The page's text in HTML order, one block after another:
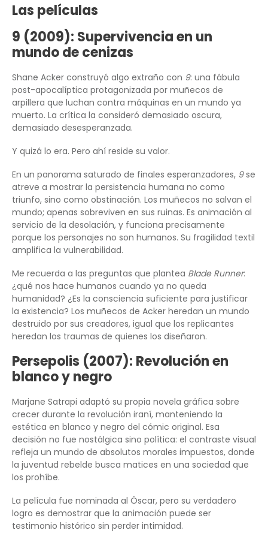
Las películas
9 (2009): Supervivencia en un
mundo de cenizas
Shane Acker construyó algo extraño con 9: una fábula
post-apocalíptica protagonizada por muñecos de
arpillera que luchan contra máquinas en un mundo ya
muerto. La crítica la consideró demasiado oscura,
demasiado desesperanzada.
Y quizá lo era. Pero ahí reside su valor.
En un panorama saturado de finales esperanzadores, 9se
atreve a mostrar la persistencia humana no como
triunfo, sino como obstinación. Los muñecos no salvan el
mundo; apenas sobreviven en sus ruinas. Es animación al
servicio de la desolación, y funciona precisamente
porque los personajes no son humanos. Su fragilidad textil
amplifica la vulnerabilidad.
Me recuerda a las preguntas que plantea Blade Runner:
¿qué nos hace humanos cuando ya no queda
humanidad? ¿Es la consciencia suficiente para justificar
la existencia? Los muñecos de Acker heredan un mundo
destruido por sus creadores, igual que los replicantes
heredan los traumas de quienes los diseñaron.
Persepolis (2007): Revolución en
blanco y negro
Marjane Satrapi adaptó su propia novela gráfica sobre
crecer durante la revolución iraní, manteniendo la
estética en blanco y negro del cómic original. Esa
decisión no fue nostálgica sino política: el contraste visual
refleja un mundo de absolutos morales impuestos, donde
la juventud rebelde busca matices en una sociedad que
los prohíbe.
La película fue nominada al Óscar, pero su verdadero
logro es demostrar que la animación puede ser
testimonio histórico sin perder intimidad.